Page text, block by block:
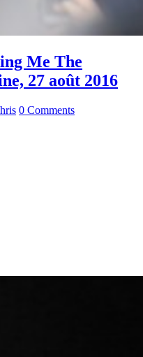
Me The
27 août 2016
0 Comments